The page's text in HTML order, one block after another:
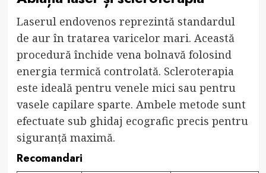
Laserul endovenos reprezintă standardul
de aur în tratarea varicelor mari. Această
procedură închide vena bolnavă folosind
energia termică controlată. Scleroterapia
este ideală pentru venele mici sau pentru
vasele capilare sparte. Ambele metode sunt
efectuate sub ghidaj ecografic precis pentru
siguranță maximă.
Recomandari